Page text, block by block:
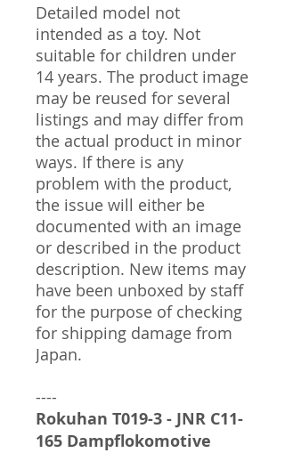
Detailed model not
intended as a toy. Not
suitable for children under
14 years. The product image
may be reused for several
listings and may differ from
the actual product in minor
ways. If there is any
problem with the product,
the issue will either be
documented with an image
or described in the product
description. New items may
have been unboxed by staff
for the purpose of checking
for shipping damage from
Japan.
----
Rokuhan T019-3 - JNR C11-
165 Dampflokomotive